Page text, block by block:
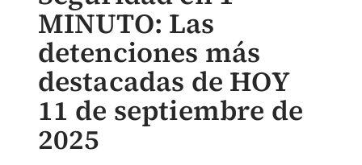
MINUTO: Las
detenciones más
destacadas de HOY
11 de septiembre de
2025